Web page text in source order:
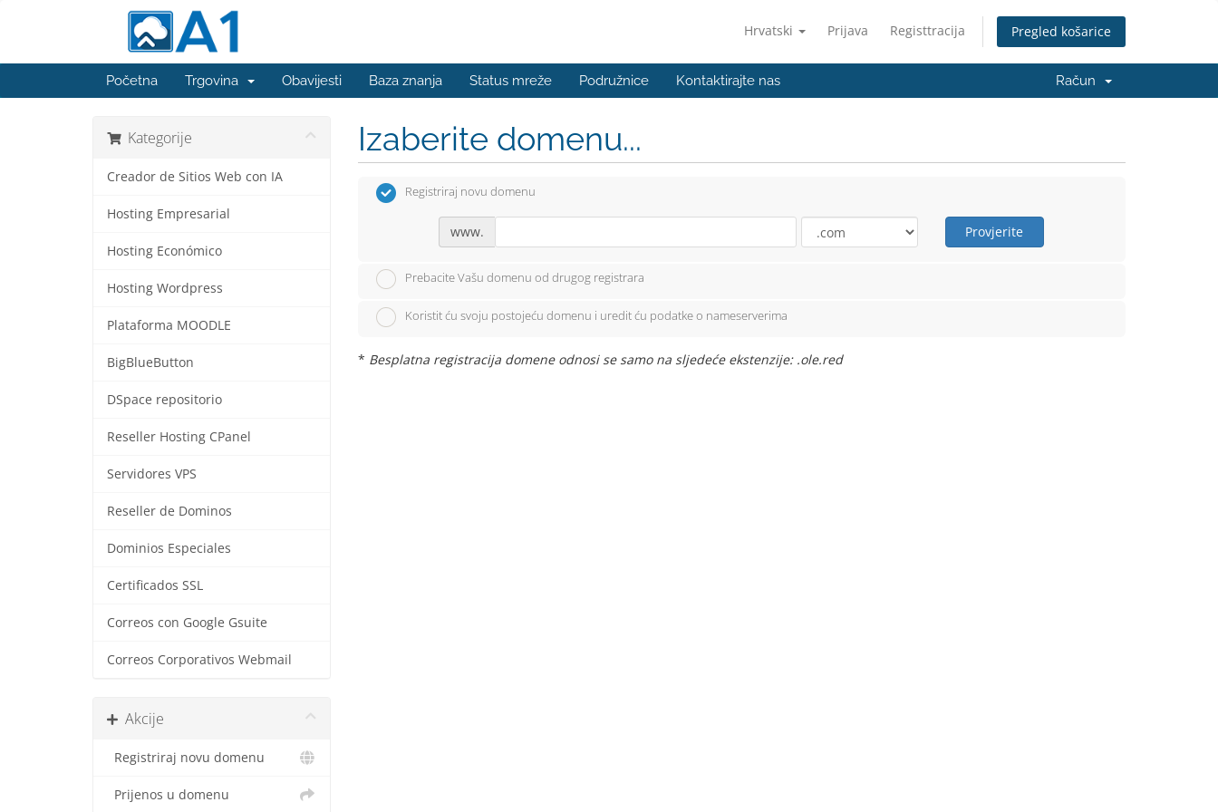
Hrvatski Prijava Registtracija Pregled košarice
Početna Trgovina Obavijesti Baza znanja Status mreže Podružnice Kontaktirajte nas Račun
Kategorije
Creador de Sitios Web con IA
Hosting Empresarial
Hosting Económico
Hosting Wordpress
Plataforma MOODLE
BigBlueButton
DSpace repositorio
Reseller Hosting CPanel
Servidores VPS
Reseller de Dominos
Dominios Especiales
Certificados SSL
Correos con Google Gsuite
Correos Corporativos Webmail
Akcije
Registriraj novu domenu
Prijenos u domenu
Izaberite domenu...
Registriraj novu domenu
www. Provjerite
Prebacite Vašu domenu od drugog registrara
Koristit ću svoju postojeću domenu i uredit ću podatke o nameserverima
* Besplatna registracija domene odnosi se samo na sljedeće ekstenzije: .ole.red